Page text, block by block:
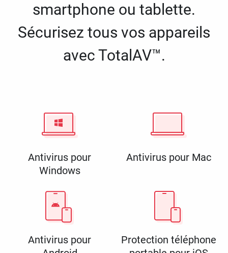
smartphone ou tablette.
Sécurisez tous vos appareils
avec TotalAV™.
Antivirus pour
Windows
Antivirus pour Mac
Antivirus pour
Protection téléphone